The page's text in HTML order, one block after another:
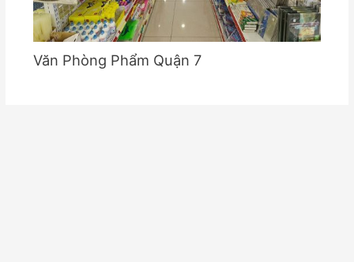
Văn Phòng Phẩm Quận 7